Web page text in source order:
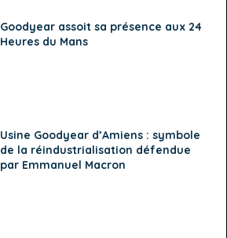
Goodyear assoit sa présence aux 24
Heures du Mans
Usine Goodyear d’Amiens : symbole
de la réindustrialisation défendue
par Emmanuel Macron